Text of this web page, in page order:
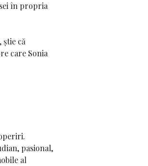
în propria
știe că
care Sonia
pasional,
al